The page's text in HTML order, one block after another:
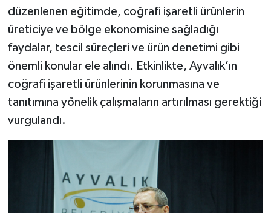
düzenlenen eğitimde, coğrafi işaretli ürünlerin
üreticiye ve bölge ekonomisine sağladığı
faydalar, tescil süreçleri ve ürün denetimi gibi
önemli konular ele alındı. Etkinlikte, Ayvalık’ın
coğrafi işaretli ürünlerinin korunmasına ve
tanıtımına yönelik çalışmaların artırılması gerektiği
vurgulandı.